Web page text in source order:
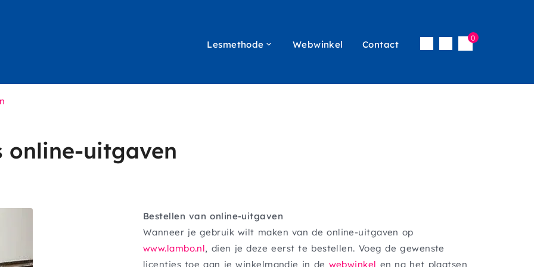
Lesmethode Webwinkel Contact
menu
Inloggen
0
online-uitgaven
Bestellen van online-uitgaven
Wanneer je gebruik wilt maken van de online-uitgaven op
www.lambo.nl, dien je deze eerst te bestellen. Voeg de gewenste
licenties toe aan je winkelmandje in de webwinkel en na het plaatsen